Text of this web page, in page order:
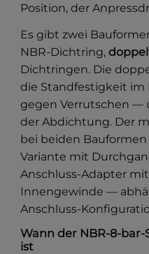
Position, der
Es gibt zwei
NBR-Dichtring,
Dichtringen. Die
die Standfestigkeit im
gegen Verrutschen —
der Abdichtung. Der
bei beiden Bauformen
Variante mit
Anschluss-Adapter mit
Innengewinde —
Anschluss-
Wann der NBR-8-
ist